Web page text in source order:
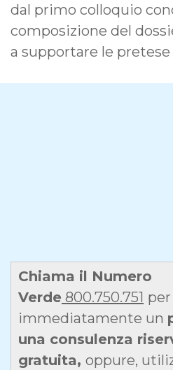
dal primo colloquio
composizione del
a supportare le
Chiama il Numero
Verde 800.750.751
immediatamente un
una consulenza
gratuita, oppure,